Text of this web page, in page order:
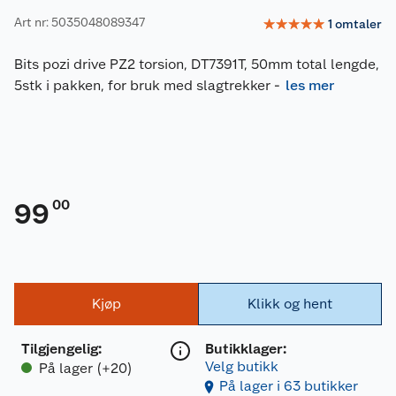
Art nr: 5035048089347 ☆☆☆☆☆ 1 omtaler
Bits pozi drive PZ2 torsion, DT7391T, 50mm total lengde,
5stk i pakken, for bruk med slagtrekker - les mer
99 00
Kjøp
Tilgjengelig:
På lager (+20)
Klikk og hent
Butikklager:
Velg butikk
På lager i 63 butikker